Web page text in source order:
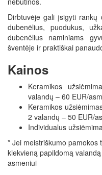
Dirbtuvėje gali įsigyti rankų
dubenėlius, puodukus,
dubenėlius naminiams
šventėje ir praktiškai
Kainos
Keramikos
valandų – 60 EUR/
Keramikos
2 valandų – 50 EUR/
Individualus
* Jei meistriškumo pamokos
kiekvieną papildomą
asmeniui